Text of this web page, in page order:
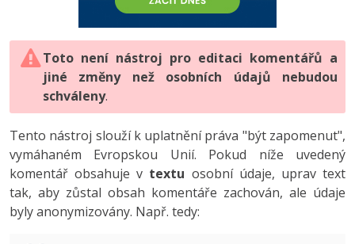
HTML5, CSS3, Bootstrap, SEO
SQL a databáze
Testování a verzování
UML a návrhové vzory
React
Spring
PHP
JavaScript
Python
HTML / CSS
UML a návrhové vzory
MySQL/MariaDB
Vývojář mobilních aplikací
C# Game developer
Tester
Systémový administrátor
-80%
JavaScript -80%
PHP -80%
Swift -80%
Kotlin -80%
Digitální gramotnost
Marketing
WordPress
SEO
UX
Business
-80%
Adobe Illustrator -80%
Adobe Lightroom
Adobe XD
Adobe InDesign -25%
Adobe After Effects
Toto není nástroj pro editaci komentářů a
jiné změny než osobních údajů nebudou
schváleny.
Tento nástroj slouží k uplatnění práva "být zapomenut",
vymáhaném Evropskou Unií. Pokud níže uvedený
komentář obsahuje v textu osobní údaje, uprav text
tak, aby zůstal obsah komentáře zachován, ale údaje
byly anonymizovány. Např. tedy: